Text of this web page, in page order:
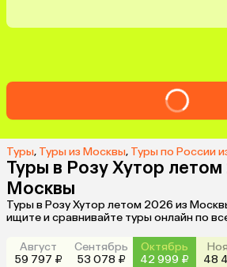
Туры, Туры из Москвы, Туры по России
Туры в Розу Хутор летом
Москвы
Туры в Розу Хутор летом 2026 из
ищите и сравнивайте туры онлайн по
Август
59 797 ₽
Сентябрь
53 078 ₽
Октябрь
42 999 ₽
48